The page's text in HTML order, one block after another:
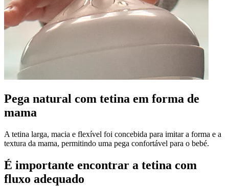
Pega natural com tetina em forma de
mama
A tetina larga, macia e flexível foi concebida para imitar a forma e a
textura da mama, permitindo uma pega confortável para o bebé.
É importante encontrar a tetina com
fluxo adequado